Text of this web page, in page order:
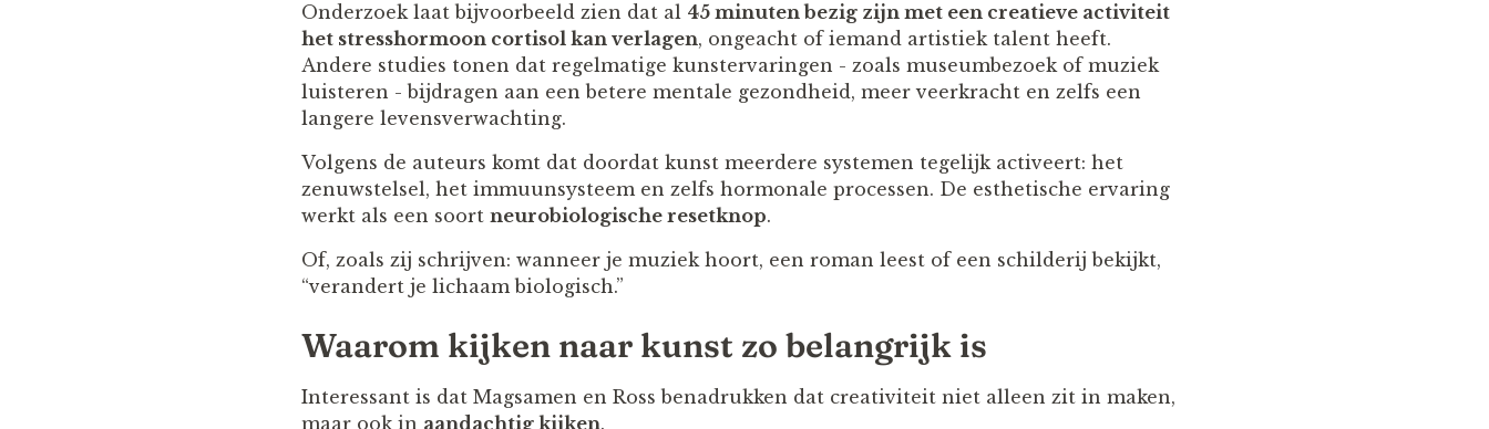
Onderzoek laat bijvoorbeeld zien dat al 45 minuten bezig zijn met een creatieve activiteit
het stresshormoon cortisol kan verlagen, ongeacht of iemand artistiek talent heeft.
Andere studies tonen dat regelmatige kunstervaringen - zoals museumbezoek of muziek
luisteren - bijdragen aan een betere mentale gezondheid, meer veerkracht en zelfs een
langere levensverwachting.
Volgens de auteurs komt dat doordat kunst meerdere systemen tegelijk activeert: het
zenuwstelsel, het immuunsysteem en zelfs hormonale processen. De esthetische ervaring
werkt als een soort neurobiologische resetknop.
Of, zoals zij schrijven: wanneer je muziek hoort, een roman leest of een schilderij bekijkt,
“verandert je lichaam biologisch.”
Waarom kijken naar kunst zo belangrijk is
Interessant is dat Magsamen en Ross benadrukken dat creativiteit niet alleen zit in maken,
maar ook in aandachtig kijken.